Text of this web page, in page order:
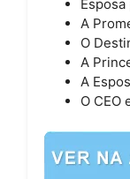
Esposa
A
O
A
A
O CEO